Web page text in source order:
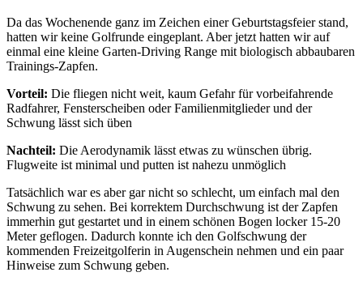
Da das Wochenende ganz im Zeichen einer Geburtstagsfeier stand,
hatten wir keine Golfrunde eingeplant. Aber jetzt hatten wir auf
einmal eine kleine Garten-Driving Range mit biologisch abbaubaren
Trainings-Zapfen.
Vorteil: Die fliegen nicht weit, kaum Gefahr für vorbeifahrende
Radfahrer, Fensterscheiben oder Familienmitglieder und der
Schwung lässt sich üben
Nachteil: Die Aerodynamik lässt etwas zu wünschen übrig.
Flugweite ist minimal und putten ist nahezu unmöglich
Tatsächlich war es aber gar nicht so schlecht, um einfach mal den
Schwung zu sehen. Bei korrektem Durchschwung ist der Zapfen
immerhin gut gestartet und in einem schönen Bogen locker 15-20
Meter geflogen. Dadurch konnte ich den Golfschwung der
kommenden Freizeitgolferin in Augenschein nehmen und ein paar
Hinweise zum Schwung geben.